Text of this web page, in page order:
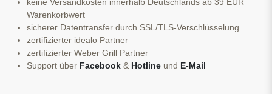
Warenkorbwert
sicherer Datentransfer durch SSL/TLS-Verschlüsselung
zertifizierter idealo Partner
zertifizierter Weber Grill Partner
Support über Facebook & Hotline und E-Mail